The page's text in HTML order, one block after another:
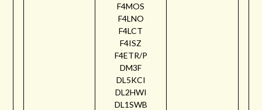
F4MOS
F4LNO
F4LCT
F4ISZ
F4ETR/P
DM3F
DL5KCI
DL2HWI
DL1SWB